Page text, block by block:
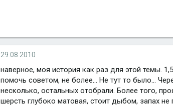
29.08.2010
наверное, моя история как раз для этой темы.
помочь советом, не более... Не тут то было...
несколько, остальных отобрали. Более того,
шерсть глубоко матовая, стоит дыбом, запах